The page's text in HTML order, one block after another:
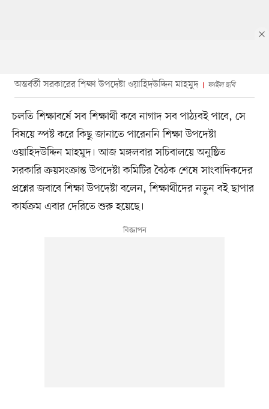
অন্তর্বর্তী সরকারের শিক্ষা উপদেষ্টা ওয়াহিদউদ্দিন মাহমুদ ফাইল ছবি
চলতি শিক্ষাবর্ষে সব শিক্ষার্থী কবে নাগাদ সব পাঠ্যবই পাবে, সে
বিষয়ে স্পষ্ট করে কিছু জানাতে পারেননি শিক্ষা উপদেষ্টা
ওয়াহিদউদ্দিন মাহমুদ। আজ মঙ্গলবার সচিবালয়ে অনুষ্ঠিত
সরকারি ক্রয়সংক্রান্ত উপদেষ্টা কমিটির বৈঠক শেষে সাংবাদিকদের
প্রশ্নের জবাবে শিক্ষা উপদেষ্টা বলেন, শিক্ষার্থীদের নতুন বই ছাপার
কার্যক্রম এবার দেরিতে শুরু হয়েছে।